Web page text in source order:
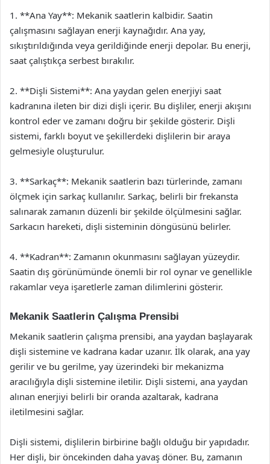
1. **Ana Yay**: Mekanik saatlerin kalbidir. Saatin
çalışmasını sağlayan enerji kaynağıdır. Ana yay,
sıkıştırıldığında veya gerildiğinde enerji depolar. Bu enerji,
saat çalıştıkça serbest bırakılır.
2. **Dişli Sistemi**: Ana yaydan gelen enerjiyi saat
kadranına ileten bir dizi dişli içerir. Bu dişliler, enerji akışını
kontrol eder ve zamanı doğru bir şekilde gösterir. Dişli
sistemi, farklı boyut ve şekillerdeki dişlilerin bir araya
gelmesiyle oluşturulur.
3. **Sarkaç**: Mekanik saatlerin bazı türlerinde, zamanı
ölçmek için sarkaç kullanılır. Sarkaç, belirli bir frekansta
salınarak zamanın düzenli bir şekilde ölçülmesini sağlar.
Sarkacın hareketi, dişli sisteminin döngüsünü belirler.
4. **Kadran**: Zamanın okunmasını sağlayan yüzeydir.
Saatin dış görünümünde önemli bir rol oynar ve genellikle
rakamlar veya işaretlerle zaman dilimlerini gösterir.
Mekanik Saatlerin Çalışma Prensibi
Mekanik saatlerin çalışma prensibi, ana yaydan başlayarak
dişli sistemine ve kadrana kadar uzanır. İlk olarak, ana yay
gerilir ve bu gerilme, yay üzerindeki bir mekanizma
aracılığıyla dişli sistemine iletilir. Dişli sistemi, ana yaydan
alınan enerjiyi belirli bir oranda azaltarak, kadrana
iletilmesini sağlar.
Dişli sistemi, dişlilerin birbirine bağlı olduğu bir yapıdadır.
Her dişli, bir öncekinden daha yavaş döner. Bu, zamanın